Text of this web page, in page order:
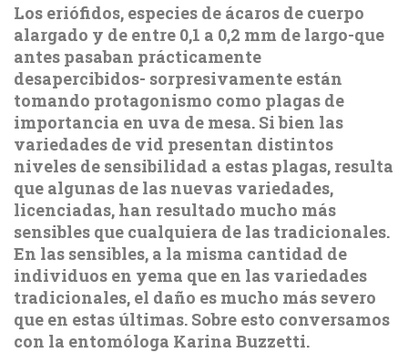
Los eriófidos, especies de ácaros de cuerpo
alargado y de entre 0,1 a 0,2 mm de largo-que
antes pasaban prácticamente
desapercibidos- sorpresivamente están
tomando protagonismo como plagas de
importancia en uva de mesa. Si bien las
variedades de vid presentan distintos
niveles de sensibilidad a estas plagas, resulta
que algunas de las nuevas variedades,
licenciadas, han resultado mucho más
sensibles que cualquiera de las tradicionales.
En las sensibles, a la misma cantidad de
individuos en yema que en las variedades
tradicionales, el daño es mucho más severo
que en estas últimas. Sobre esto conversamos
con la entomóloga Karina Buzzetti.